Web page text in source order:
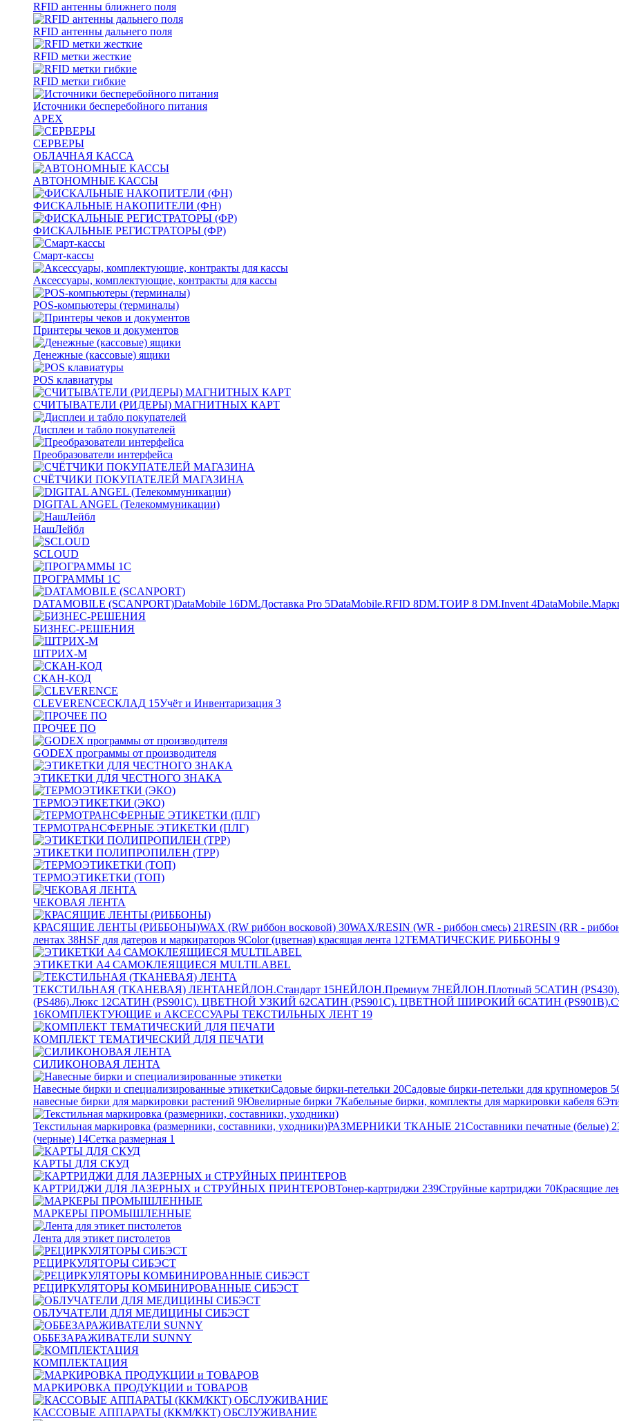
RFID антенны ближнего поля
RFID антенны дальнего поля
RFID метки жесткие
RFID метки гибкие
Источники бесперебойного питания
APEX
СЕРВЕРЫ
ОБЛАЧНАЯ КАССА
АВТОНОМНЫЕ КАССЫ
ФИСКАЛЬНЫЕ НАКОПИТЕЛИ (ФН)
ФИСКАЛЬНЫЕ РЕГИСТРАТОРЫ (ФР)
Смарт-кассы
Аксессуары, комплектующие, контракты для кассы
POS-компьютеры (терминалы)
Принтеры чеков и документов
Денежные (кассовые) ящики
POS клавиатуры
СЧИТЫВАТЕЛИ (РИДЕРЫ) МАГНИТНЫХ КАРТ
Дисплеи и табло покупателей
Преобразователи интерфейса
СЧЁТЧИКИ ПОКУПАТЕЛЕЙ МАГАЗИНА
DIGITAL ANGEL (Телекоммуникации)
НашЛейбл
SCLOUD
ПРОГРАММЫ 1С
DATAMOBILE (SCANPORT)DataMobile 16DM.Доставка Pro 5DataMobile.RFID 8DM.ТОИР 8 DM.Invent 4
БИЗНЕС-РЕШЕНИЯ
ШТРИХ-М
СКАН-КОД
CLEVERENCEСКЛАД 15Учёт и Инвентаризация 3
ПРОЧЕЕ ПО
GODEX программы от производителя
ЭТИКЕТКИ ДЛЯ ЧЕСТНОГО ЗНАКА
ТЕРМОЭТИКЕТКИ (ЭКО)
ТЕРМОТРАНСФЕРНЫЕ ЭТИКЕТКИ (ПЛГ)
ЭТИКЕТКИ ПОЛИПРОПИЛЕН (TPP)
ТЕРМОЭТИКЕТКИ (ТОП)
ЧЕКОВАЯ ЛЕНТА
КРАСЯЩИЕ ЛЕНТЫ (РИББОНЫ)WAX (RW риббон восковой) 30WAX/RESIN (WR - риббон смесь) 21RESIN (RR -
лентах 38HSF для датеров и маркираторов 9Color (цветная) красящая лента 12ТЕМАТИЧЕСКИЕ РИББОНЫ 9
ЭТИКЕТКИ А4 САМОКЛЕЯЩИЕСЯ MULTILABEL
ТЕКСТИЛЬНАЯ (ТКАНЕВАЯ) ЛЕНТАНЕЙЛОН.Стандарт 15НЕЙЛОН.Премиум 7НЕЙЛОН.Плотный 5САТИН
(PS486).Люкс 12САТИН (PS901C). ЦВЕТНОЙ УЗКИЙ 62САТИН (PS901C). ЦВЕТНОЙ ШИРОКИЙ 6САТИН
16КОМПЛЕКТУЮЩИЕ и АКСЕССУАРЫ ТЕКСТИЛЬНЫХ ЛЕНТ 19
КОМПЛЕКТ ТЕМАТИЧЕСКИЙ ДЛЯ ПЕЧАТИ
СИЛИКОНОВАЯ ЛЕНТА
Навесные бирки и специализированные этикеткиСадовые бирки-петельки 20Садовые бирки-петельки для крупномеров 5
навесные бирки для маркировки растений 9Ювелирные бирки 7Кабельные бирки, комплекты для маркировки кабеля 6
Текстильная маркировка (размерники, составники, уходники)РАЗМЕРНИКИ ТКАНЫЕ 21Составники печатные (белые)
(черные) 14Сетка размерная 1
КАРТЫ ДЛЯ СКУД
КАРТРИДЖИ ДЛЯ ЛАЗЕРНЫХ и СТРУЙНЫХ ПРИНТЕРОВТонер-картриджи 239Струйные картриджи 70Красящие
МАРКЕРЫ ПРОМЫШЛЕННЫЕ
Лента для этикет пистолетов
РЕЦИРКУЛЯТОРЫ СИБЭСТ
РЕЦИРКУЛЯТОРЫ КОМБИНИРОВАННЫЕ СИБЭСТ
ОБЛУЧАТЕЛИ ДЛЯ МЕДИЦИНЫ СИБЭСТ
ОББЕЗАРАЖИВАТЕЛИ SUNNY
КОМПЛЕКТАЦИЯ
МАРКИРОВКА ПРОДУКЦИИ и ТОВАРОВ
КАССОВЫЕ АППАРАТЫ (ККМ/ККТ) ОБСЛУЖИВАНИЕ